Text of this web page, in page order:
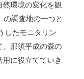
環境の変化を観
の調査地の一つと
したモニタリン
、那須平成の森の
に役立てていき